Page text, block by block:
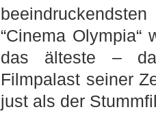
“Cinema
das älteste –
Filmpalast seiner
just als der